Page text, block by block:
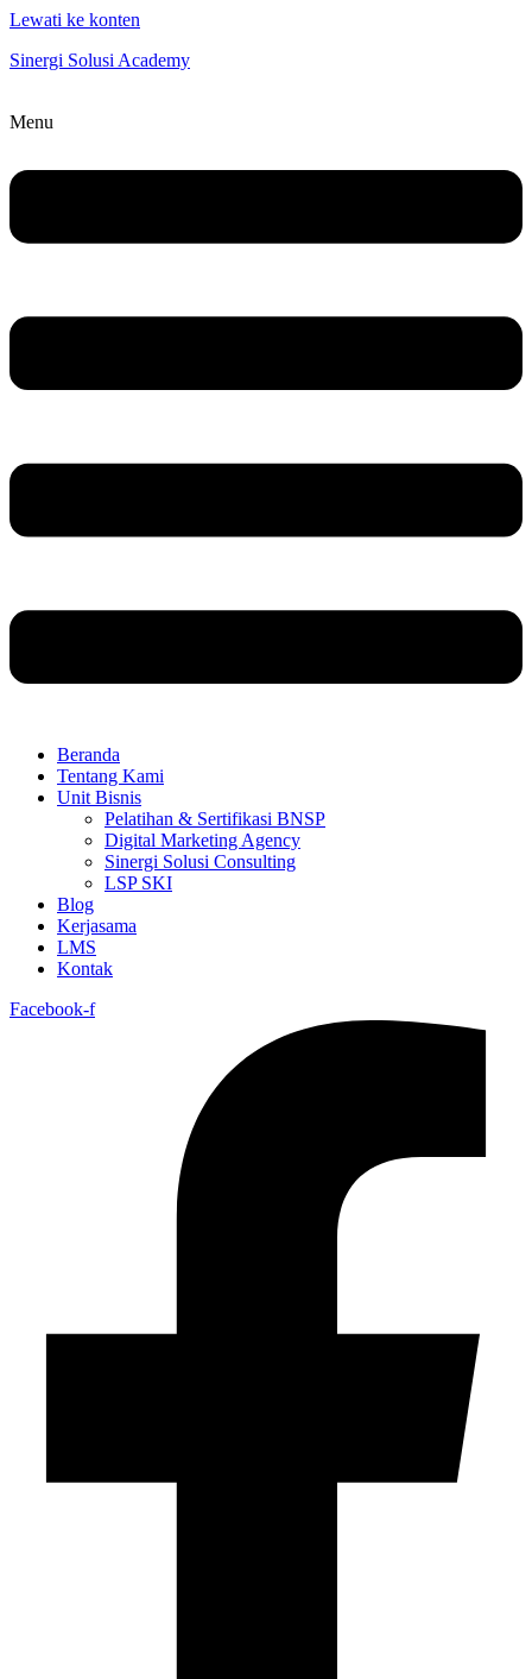
Lewati ke konten
Sinergi Solusi Academy
Menu
Beranda
Tentang Kami
Unit Bisnis
Pelatihan & Sertifikasi BNSP
Digital Marketing Agency
Sinergi Solusi Consulting
LSP SKI
Blog
Kerjasama
LMS
Kontak
Facebook-f